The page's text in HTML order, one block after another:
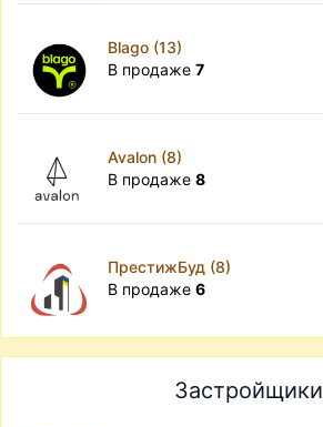
Blago (13)
В продаже 7
Avalon (8)
В продаже 8
ПрестижБуд (8)
В продаже 6
Застройщики